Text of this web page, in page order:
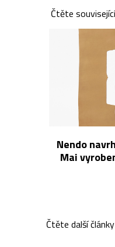
Čtěte
Nendo
Mai
Čtěte další